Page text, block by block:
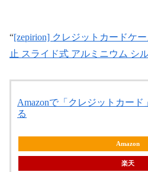
“[zepirion] クレジットカードケ
止 スライド式 アルミニウム シ
Amazonで「クレジットカー
る
Amazon
楽天